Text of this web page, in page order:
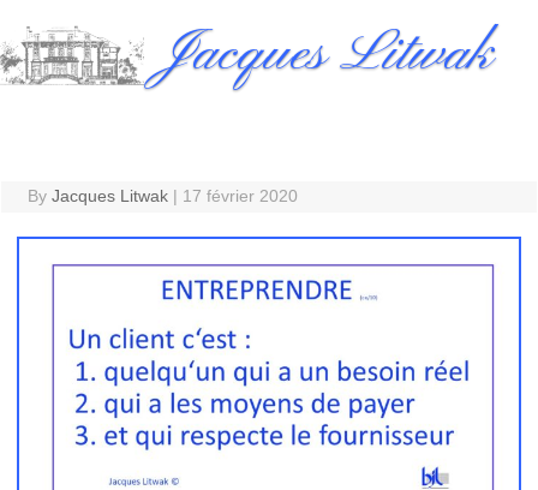
to
content
Jacques Litwak
By Jacques Litwak | 17 février 2020